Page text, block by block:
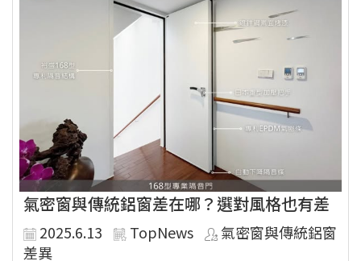
氣密窗與傳統鋁窗差在哪？選對風格也有差
2025.6.13 TopNews
氣密窗與傳統鋁窗
差異